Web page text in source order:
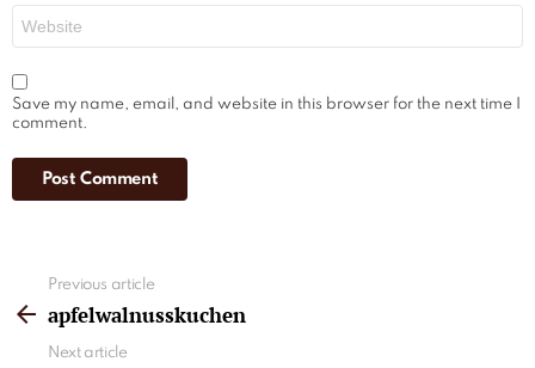
Save my name, email, and website in this browser for the next time I
comment.
more
Previous article
apfelwalnusskuchen
Next article